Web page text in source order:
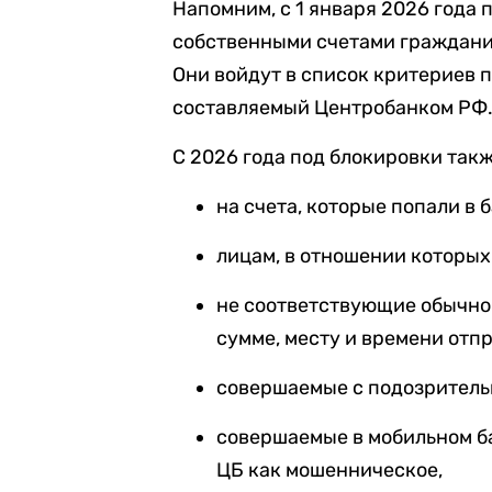
Напомним, с 1 января 2026
собственными счетами
Они войдут в список
составляемый Центробанком
С 2026 года под блокировки
на счета, которые попали в
лицам, в отношении
не соответствующие
сумме, месту и времени
совершаемые с
совершаемые в мобильном
ЦБ как мошенническое,